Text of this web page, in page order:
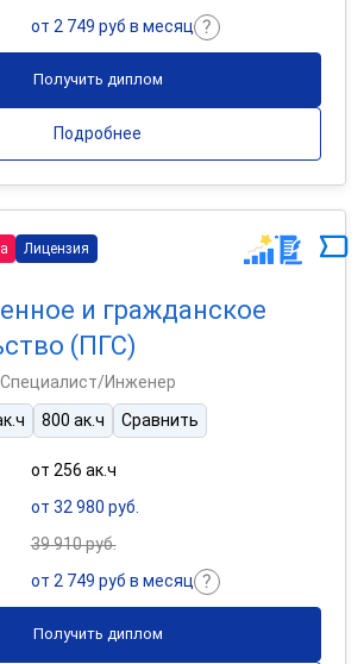
от 2 749 руб в месяц
Получить диплом
Подробнее
Лицензия
и гражданское
(ПГС)
Инженер
800 ак.ч Сравнить
от 256 ак.ч
от 32 980 руб.
39 910 руб.
от 2 749 руб в месяц
Получить диплом